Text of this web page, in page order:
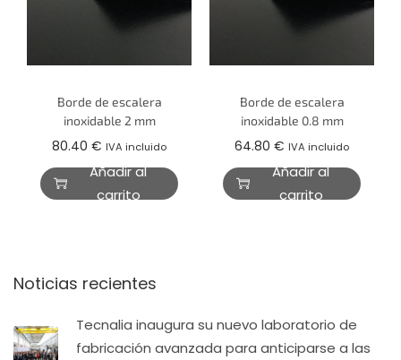
Borde de escalera
inoxidable 2 mm
80.40 € IVA incluido
Añadir al
carrito
Borde de escalera
inoxidable 0.8 mm
64.80 € IVA incluido
Añadir al
carrito
Noticias recientes
Tecnalia inaugura su nuevo laboratorio de
fabricación avanzada para anticiparse a las